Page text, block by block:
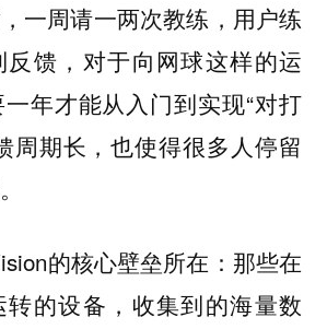
一周请一两次教练，用户练
反馈，对于向网球这样的运
年才能从入门到实现“对打
周期长，也使得很多人停留
的核心壁垒所在：那些在
的设备，收集到的海量数